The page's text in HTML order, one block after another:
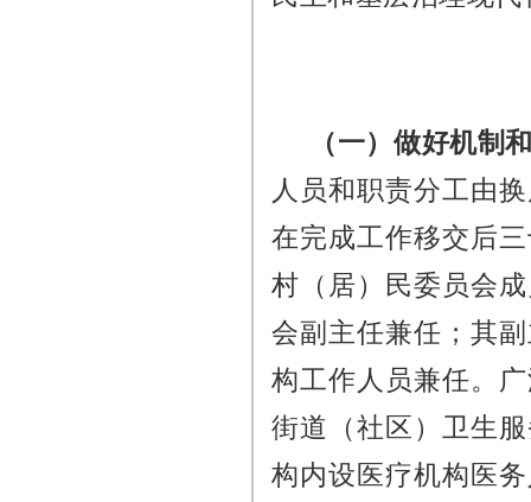
（一）做好机制
人员和职责分工由
在完成工作移交后
村（居）民委员会
会副主任兼任；其
构工作人员兼任。
街道（社区）卫生
构内设医疗机构医